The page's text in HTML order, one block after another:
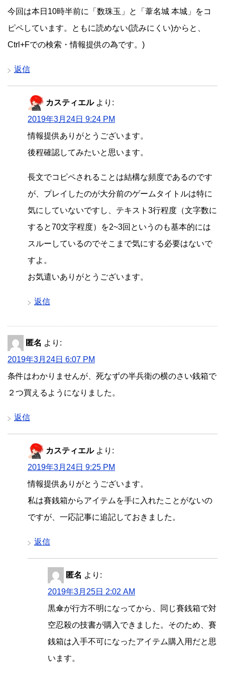
今回は本日10時半前に「数珠玉」と「葦名城 本城」をコ
ピペしています。ともに読めない(読みにくい)からと、
Ctrl+Fでの検索・情報提供の為です。)
返信
カスティエル より:
2019年3月24日 9:24 PM
情報提供ありがとうございます。
後程確認してみたいと思います。
長文でコピペされることは結構な頻度であるのです
が、プレイしたのが大分前のゲームタイトルは特に
気にしていないですし、テキスト3行程度（文字数に
すると70文字程度）を2~3回というのも基本的には
スルーしているのでそこまで気にする必要はないで
すよ。
お気遣いありがとうございます。
返信
匿名 より:
2019年3月24日 6:07 PM
条件はわかりませんが、死なずの半兵衛の横のさい銭箱で
２つ買えるようになりました。
返信
カスティエル より:
2019年3月24日 9:25 PM
情報提供ありがとうございます。
私は賽銭箱からアイテムを手に入れたことがないの
ですが、一応記事に追記しておきました。
返信
匿名 より:
2019年3月25日 2:02 AM
黒傘が行方不明になってから、同じ賽銭箱で対
空忍殺の技書が購入できました。そのため、賽
銭箱は入手不可になったアイテム購入用だと思
います。